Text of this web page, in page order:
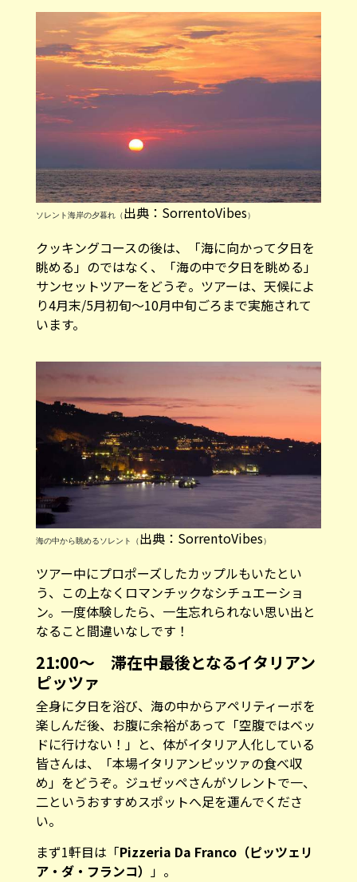
ソレント海岸の夕暮れ（出典：SorrentoVibes）
クッキングコースの後は、「海に向かって夕日を
眺める」のではなく、「海の中で夕日を眺める」
サンセットツアーをどうぞ。ツアーは、天候によ
り4月末/5月初旬〜10月中旬ごろまで実施されて
います。
海の中から眺めるソレント（出典：SorrentoVibes）
ツアー中にプロポーズしたカップルもいたとい
う、この上なくロマンチックなシチュエーショ
ン。一度体験したら、一生忘れられない思い出と
なること間違いなしです！
21:00〜 滞在中最後となるイタリアン
ピッツァ
全身に夕日を浴び、海の中からアペリティーボを
楽しんだ後、お腹に余裕があって「空腹ではベッ
ドに行けない！」と、体がイタリア人化している
皆さんは、「本場イタリアンピッツァの食べ収
め」をどうぞ。ジュゼッペさんがソレントで一、
二というおすすめスポットへ足を運んでくださ
い。
まず1軒目は「Pizzeria Da Franco（ピッツェリ
ア・ダ・フランコ） 」。